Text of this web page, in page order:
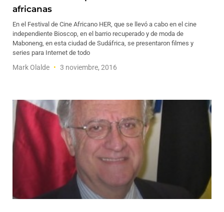
africanas
En el Festival de Cine Africano HER, que se llevó a cabo en el cine
independiente Bioscop, en el barrio recuperado y de moda de
Maboneng, en esta ciudad de Sudáfrica, se presentaron filmes y
series para Internet de todo
Mark Olalde 3 noviembre, 2016